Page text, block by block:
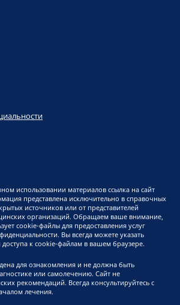
использовании материалов ссылка на сайт
представлена исключительно в справочных
источников или от представителей
организаций. Обращаем ваше внимание,
cookie-файлы для предоставления услуг
Вы всегда можете указать
доступа к cookie-файлам в вашем браузере.
для ознакомления и не должна быть
или самолечению. Сайт не
рекомендаций. Всегда консультируйтесь с
лечения.